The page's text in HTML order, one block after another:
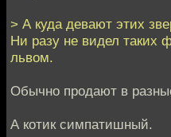
> А куда девают этих
Ни разу не видел таких
львом.
Обычно продают в
А котик симпатишный.